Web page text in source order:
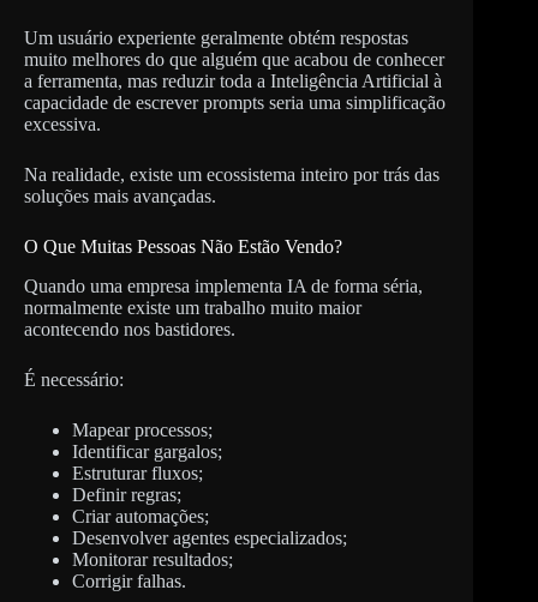
Um usuário experiente geralmente obtém respostas
muito melhores do que alguém que acabou de conhecer
a ferramenta, mas reduzir toda a Inteligência Artificial à
capacidade de escrever prompts seria uma simplificação
excessiva.
Na realidade, existe um ecossistema inteiro por trás das
soluções mais avançadas.
O Que Muitas Pessoas Não Estão Vendo?
Quando uma empresa implementa IA de forma séria,
normalmente existe um trabalho muito maior
acontecendo nos bastidores.
É necessário:
Mapear processos;
Identificar gargalos;
Estruturar fluxos;
Definir regras;
Criar automações;
Desenvolver agentes especializados;
Monitorar resultados;
Corrigir falhas.